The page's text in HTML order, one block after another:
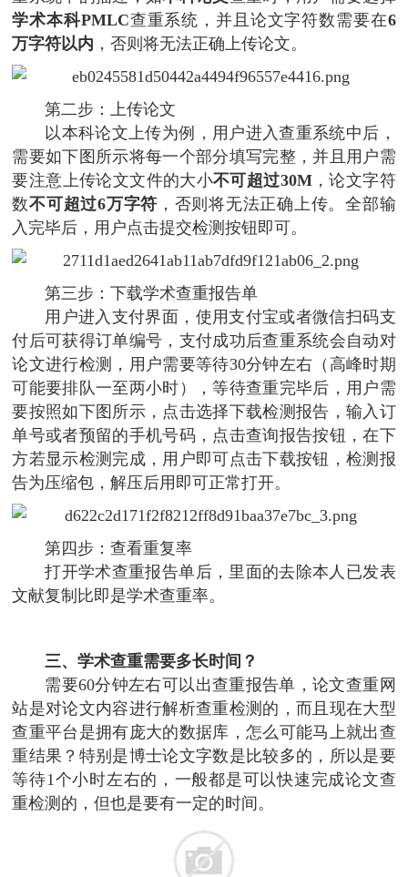
学术本科PMLC查重系统，并且论文字符数需要在6
万字符以内 ，否则将无法正确上传论文。
第二步：上传论文
以本科论文上传为例，用户进入查重系统中后，
需要如下图所示将每一个部分填写完整，并且用户需
要注意上传论文文件的大小不可超过30M，论文字符
数不可超过6万字符 ，否则将无法正确上传。全部输
入完毕后，用户点击提交检测按钮即可。
第三步：下载学术查重报告单
用户进入支付界面，使用支付宝或者微信扫码支
付后可获得订单编号，支付成功后查重系统会自动对
论文进行检测，用户需要等待30分钟左右（高峰时期
可能要排队一至两小时），等待查重完毕后，用户需
要按照如下图所示，点击选择下载检测报告，输入订
单号或者预留的手机号码，点击查询报告按钮，在下
方若显示检测完成，用户即可点击下载按钮，检测报
告为压缩包，解压后用即可正常打开。
第四步：查看重复率
打开学术查重报告单后，里面的去除本人已发表
文献复制比即是学术查重率。
三、学术查重需要多长时间？
需要60分钟左右可以出查重报告单，论文查重网
站是对论文内容进行解析查重检测的，而且现在大型
查重平台是拥有庞大的数据库，怎么可能马上就出查
重结果？特别是博士论文字数是比较多的，所以是要
等待1个小时左右的，一般都是可以快速完成论文查
重检测的，但也是要有一定的时间。